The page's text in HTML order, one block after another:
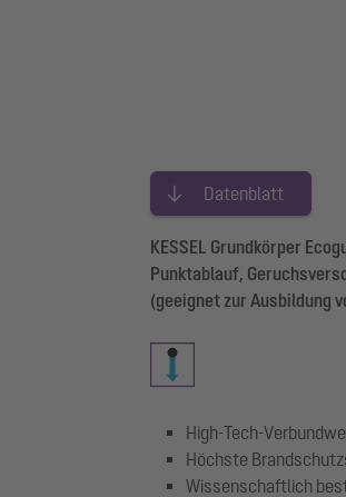
Datenblatt
KESSEL Grundkörper
Punktablauf,
(geeignet zur Ausbildung
High-Tech-
Höchste
Wissenschaftlich